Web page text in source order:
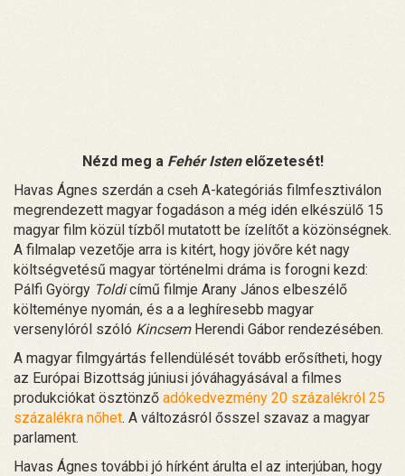
Nézd meg a Fehér Istenelőzetesét!
Havas Ágnes szerdán a cseh A-kategóriás filmfesztiválon
megrendezett magyar fogadáson a még idén elkészülő 15
magyar film közül tízből mutatott be ízelítőt a közönségnek.
A filmalap vezetője arra is kitért, hogy jövőre két nagy
költségvetésű magyar történelmi dráma is forogni kezd:
Pálfi György Toldicímű filmje Arany János elbeszélő
költeménye nyomán, és a a leghíresebb magyar
versenylóról szóló KincsemHerendi Gábor rendezésében.
A magyar filmgyártás fellendülését tovább erősítheti, hogy
az Európai Bizottság júniusi jóváhagyásával a filmes
produkciókat ösztönző adókedvezmény 20 százalékról 25
százalékra nőhet. A változásról ősszel szavaz a magyar
parlament.
Havas Ágnes további jó hírként árulta el az interjúban, hogy